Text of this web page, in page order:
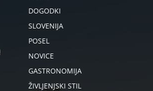
DOGODKI
SLOVENIJA
POSEL
NOVICE
GASTRONOMIJA
ŽIVLJENJSKI STIL